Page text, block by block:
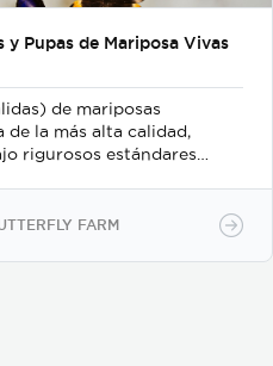
Pupas de Mariposa Vivas
de mariposas
de la más alta calidad,
rigurosos estándares
ofreciendo un producto
internacionales.
FARM